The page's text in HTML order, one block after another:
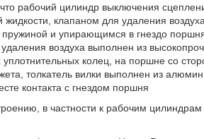
что рабочий цилиндр выключения
клапаном для удаления
и упирающимся в гнездо
воздуха выполнен из
колец, на поршне со
толкатель вилки выполнен из
контакта с гнездом поршня
в частности к рабочим